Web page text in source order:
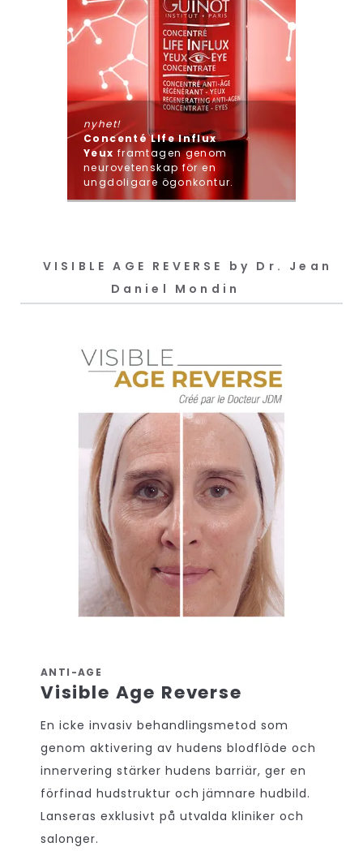
nyhet!
Concenté LIfe Influx
Yeux framtagen genom
neurovetenskap för en
ungdoligare ögonkontur.
VISIBLE AGE REVERSE by Dr. Jean
Daniel Mondin
ANTI-AGE
Visible Age Reverse
En icke invasiv behandlingsmetod som
genom aktivering av hudens blodflöde och
innervering stärker hudens barriär, ger en
förfinad hudstruktur och jämnare hudbild.
Lanseras exklusivt på utvalda kliniker och
salonger.